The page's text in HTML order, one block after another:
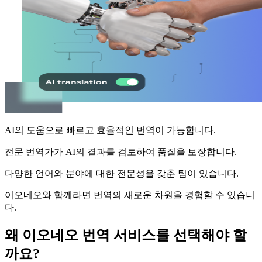
AI의 도움으로 빠르고 효율적인 번역이 가능합니다.
전문 번역가가 AI의 결과를 검토하여 품질을 보장합니다.
다양한 언어와 분야에 대한 전문성을 갖춘 팀이 있습니다.
이오네오와 함께라면 번역의 새로운 차원을 경험할 수 있습니
다.
왜 이오네오 번역 서비스를 선택해야 할
까요?